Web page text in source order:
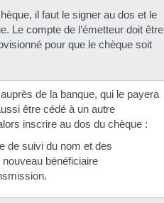
il faut le signer au dos et le
Le compte de l’émetteur doit être
pour que le chèque soit
de la banque, qui le payera
être cédé à un autre
inscrire au dos du chèque :
de suivi du nom et des
bénéficiaire